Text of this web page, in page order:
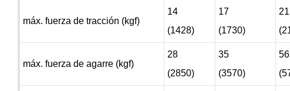
máx. fuerza de tracción (kgf)
14
(1428)
17
(1730)
21
máx. fuerza de agarre (kgf)
28
(2850)
35
(3570)
56